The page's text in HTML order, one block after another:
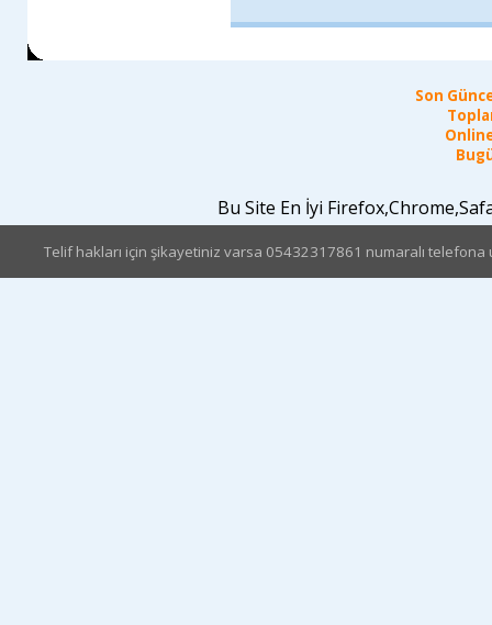
Son
Bu Site En İyi
Telif hakları için şikayetiniz varsa 05432317861 numaralı telefona